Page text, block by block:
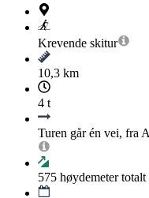
Krevende skitur
10,3 km
4 t
Turen går én vei, fra
575 høydemeter totalt